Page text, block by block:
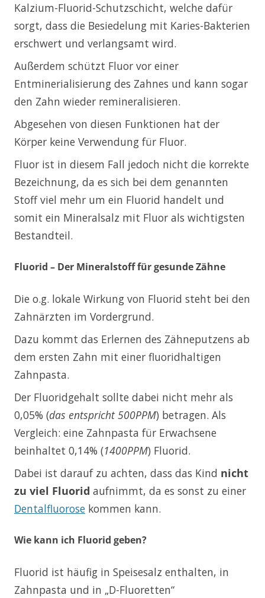
Kalzium-Fluorid-Schutzschicht, welche dafür
sorgt, dass die Besiedelung mit Karies-Bakterien
erschwert und verlangsamt wird.
Außerdem schützt Fluor vor einer
Entminerialisierung des Zahnes und kann sogar
den Zahn wieder remineralisieren.
Abgesehen von diesen Funktionen hat der
Körper keine Verwendung für Fluor.
Fluor ist in diesem Fall jedoch nicht die korrekte
Bezeichnung, da es sich bei dem genannten
Stoff viel mehr um ein Fluorid handelt und
somit ein Mineralsalz mit Fluor als wichtigsten
Bestandteil.
Fluorid – Der Mineralstoff für gesunde Zähne
Die o.g. lokale Wirkung von Fluorid steht bei den
Zahnärzten im Vordergrund.
Dazu kommt das Erlernen des Zähneputzens ab
dem ersten Zahn mit einer fluoridhaltigen
Zahnpasta.
Der Fluoridgehalt sollte dabei nicht mehr als
0,05% (das entspricht 500PPM) betragen. Als
Vergleich: eine Zahnpasta für Erwachsene
beinhaltet 0,14% (1400PPM) Fluorid.
Dabei ist darauf zu achten, dass das Kind nicht
zu viel Fluorid aufnimmt, da es sonst zu einer
Dentalfluorose kommen kann.
Wie kann ich Fluorid geben?
Fluorid ist häufig in Speisesalz enthalten, in
Zahnpasta und in „D-Fluoretten“